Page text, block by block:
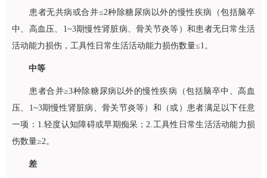
患者无共病或合并≤2种除糖尿病以外的慢性疾病（包括脑卒
中、高血压、1~3期慢性肾脏病、骨关节炎等）和患者无日常生活
活动能力损伤，工具性日常生活活动能力损伤数量≤1。
中等
患者合并≥3种除糖尿病以外的慢性疾病（包括脑卒中、高血
压、1~3期慢性肾脏病、骨关节炎等）和（或）患者满足以下任意
一项：1.轻度认知障碍或早期痴呆；2.工具性日常生活活动能力损
伤数量≥2。
差